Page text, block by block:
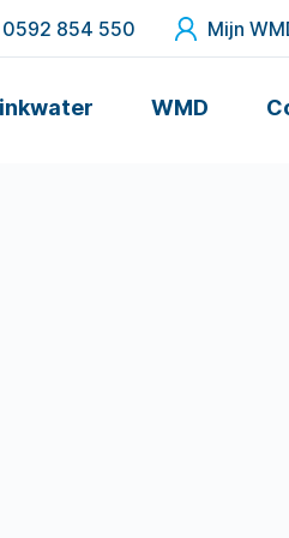
0592 854 550 Mijn
WMD